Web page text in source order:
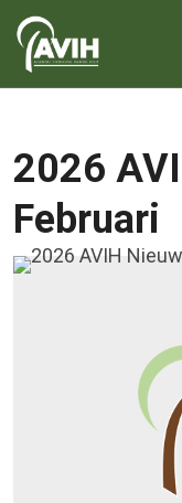
2026
Februari